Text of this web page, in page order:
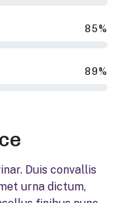
85%
89%
Duis convallis
urna dictum,